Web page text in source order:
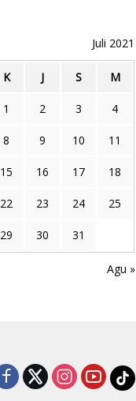
Juli 2021
K J S M
1 2 3 4
8 9 10 11
15 16 17 18
22 23 24 25
29 30 31
Agu »